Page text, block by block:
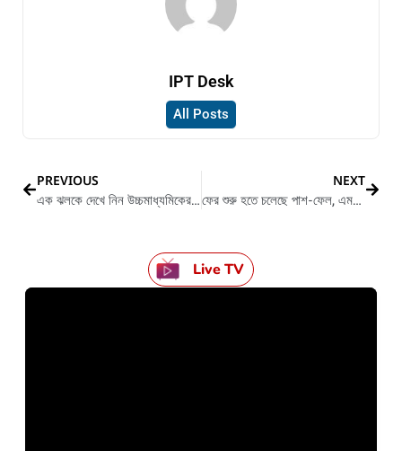
IPT Desk
All Posts
PREVIOUS
এক ঝলকে দেখে নিন উচ্চমাধ্যমিকের প্রথম দশের তালিকা
NEXT
ফের শুরু হতে চলেছে পাশ-ফেল, এমনই ইঙ্গিত বিজেপি নেতার
Live TV